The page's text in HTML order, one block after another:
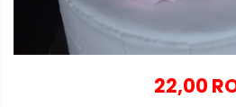
1-8 Martie
Scoala/Absolvire
22,00